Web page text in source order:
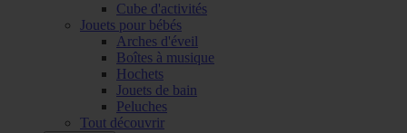
Cube d'activités
Jouets pour bébés
Arches d'éveil
Boîtes à musique
Hochets
Jouets de bain
Peluches
Tout découvrir